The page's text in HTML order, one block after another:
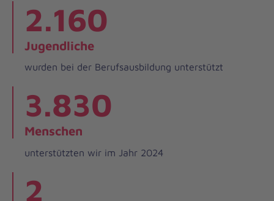
2.160
Jugendliche
wurden bei der Berufsausbildung unterstützt
3.830
Menschen
unterstützten wir im Jahr 2024
2